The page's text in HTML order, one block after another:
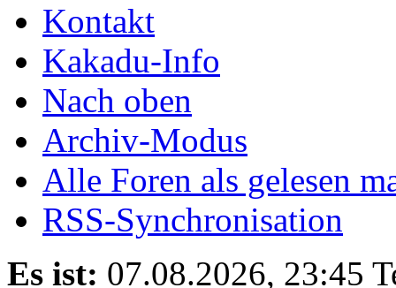
Kontakt
Kakadu-Info
Nach oben
Archiv-Modus
Alle Foren als gelesen
RSS-Synchronisation
Es ist: 07.08.2026, 23:45